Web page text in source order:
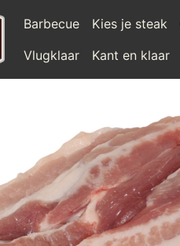
Barbecue Kies je steak
Vlugklaar
Kant en klaar